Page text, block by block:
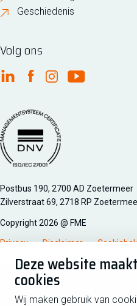
Deze website
cookies
Wij maken gebruik van
Geschiedenis
Volg ons
FME Linkedin
FME Facebook
FME Instagram
FME Youtube
Managementsyteem
Postbus 190, 2700 AD Zoetermeer
Zilverstraat 69, 2718 RP
Copyright 2026 @ FME
Privacy Disclaimer
Schrijf je in voor de